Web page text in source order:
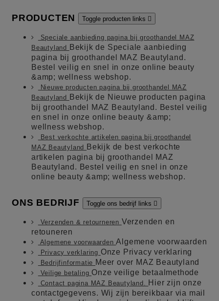
PRODUCTEN Toggle producten links 
Speciale aanbieding pagina bij groothandel MAZ
Beautyland
Bekijk de Speciale aanbieding
pagina bij groothandel MAZ Beautyland.
Bestel veilig en snel in onze online beauty
&amp; wellness webshop.
Nieuwe producten pagina bij groothandel MAZ
Beautyland
Bekijk de Nieuwe producten pagina
bij groothandel MAZ Beautyland. Bestel veilig
en snel in onze online beauty &amp;
wellness webshop.
Best verkochte artikelen pagina bij groothandel
MAZ Beautyland
Bekijk de best verkochte
artikelen pagina bij groothandel MAZ
Beautyland. Bestel veilig en snel in onze
online beauty &amp; wellness webshop.
ONS BEDRIJF Toggle ons bedrijf links 
Verzenden & retourneren Verzenden en
retouneren
Algemene voorwaardenAlgemene voorwaarden
Privacy verklaring Onze Privacy verklaring
Bedrijfinformatie Meer over MAZ Beautyland
Veilige betaling Onze veilige betaalmethode
Contact pagina MAZ Beautyland.
Hier zijn onze
contactgegevens. Wij zijn bereikbaar via mail